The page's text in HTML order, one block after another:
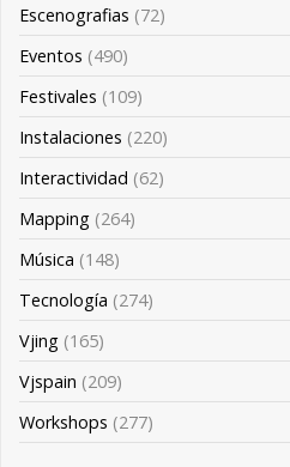
Escenografias (72)
Eventos (490)
Festivales (109)
Instalaciones (220)
Interactividad (62)
Mapping (264)
Música (148)
Tecnología (274)
Vjing (165)
Vjspain (209)
Workshops (277)